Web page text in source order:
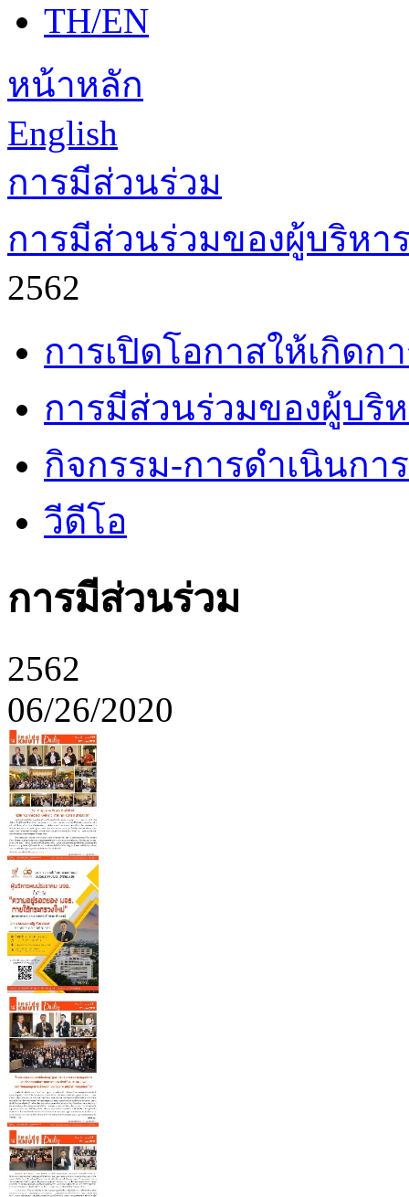
TH/EN
หน้าหลัก
English
การมีส่วนร่วม
การมีส่วนร่วมของผู้บริหา
2562
การเปิดโอกาสให้เกิดก
การมีส่วนร่วมของผู้บริ
กิจกรรม-การดำเนินก
วีดีโอ
การมีส่วนร่วม
2562
06/26/2020